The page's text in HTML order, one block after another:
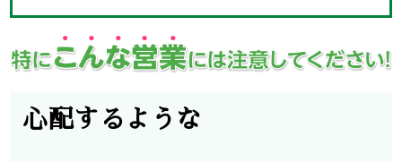
心配するような